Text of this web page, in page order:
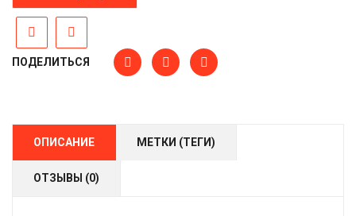
ПОДЕЛИТЬСЯ
ОПИСАНИЕ МЕТКИ (ТЕГИ)
ОТЗЫВЫ (0)